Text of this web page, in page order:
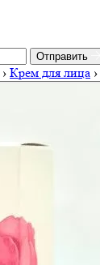
Отправить
› Крем для лица ›